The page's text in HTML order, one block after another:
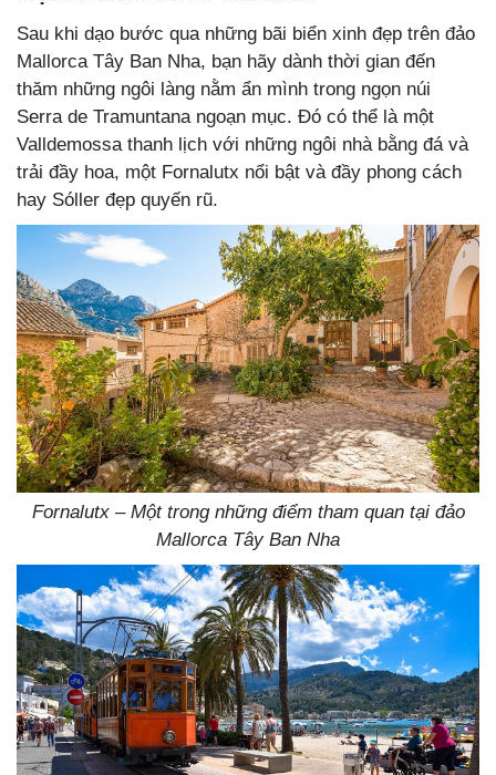
Sau khi dạo bước qua những bãi biển xinh đẹp trên đảo
Mallorca Tây Ban Nha, bạn hãy dành thời gian đến
thăm những ngôi làng nằm ẩn mình trong ngọn núi
Serra de Tramuntana ngoạn mục. Đó có thể là một
Valldemossa thanh lịch với những ngôi nhà bằng đá và
trải đầy hoa, một Fornalutx nổi bật và đầy phong cách
hay Sóller đẹp quyến rũ.
Fornalutx – Một trong những điểm tham quan tại đảo
Mallorca Tây Ban Nha